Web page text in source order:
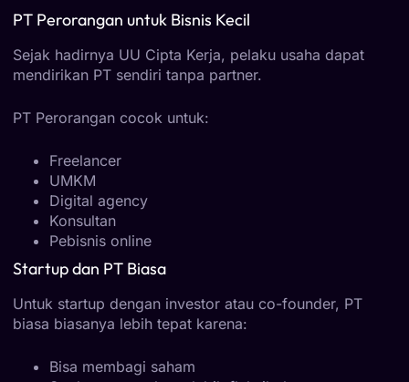
PT Perorangan untuk Bisnis Kecil
Sejak hadirnya UU Cipta Kerja, pelaku usaha dapat
mendirikan PT sendiri tanpa partner.
PT Perorangan cocok untuk:
Freelancer
UMKM
Digital agency
Konsultan
Pebisnis online
Startup dan PT Biasa
Untuk startup dengan investor atau co-founder, PT
biasa biasanya lebih tepat karena:
Bisa membagi saham